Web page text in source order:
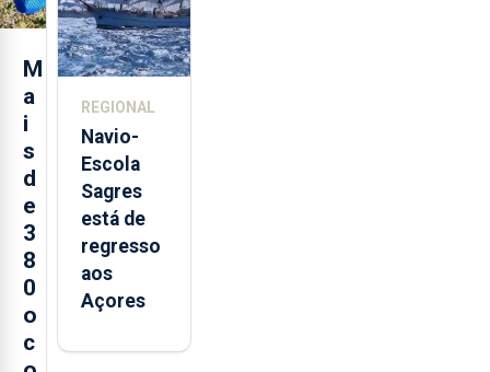
M
a
i
s
d
e
3
8
0
o
c
Sebastião
e cria 30
postos de
REGIONAL
Navio-
Escola
Sagres
está de
regresso
aos
Açores